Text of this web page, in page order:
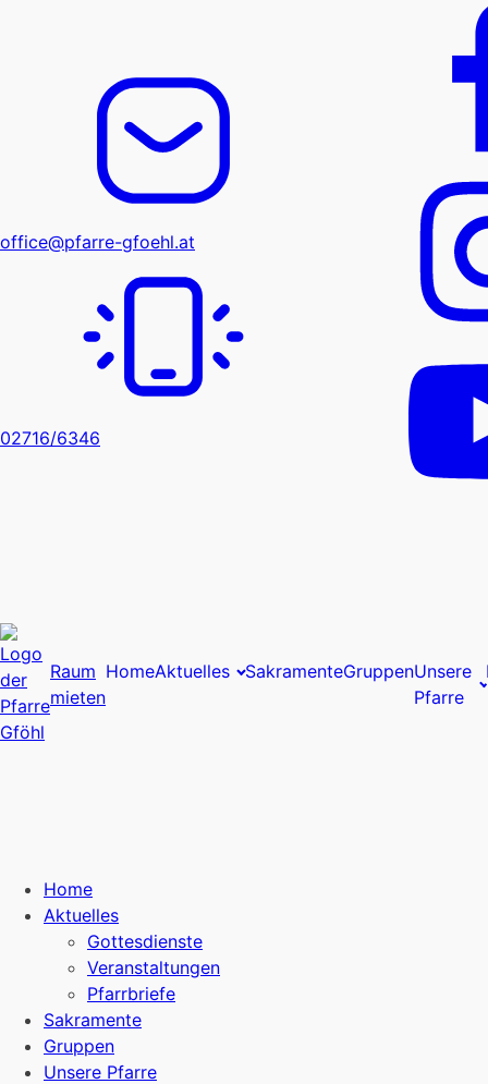
office@pfarre-gfoehl.at
02716/6346
Raum
mieten
HomeAktuelles SakramenteGruppenUnsere
Pfarre
Home
Aktuelles
Gottesdienste
Veranstaltungen
Pfarrbriefe
Sakramente
Gruppen
Unsere Pfarre